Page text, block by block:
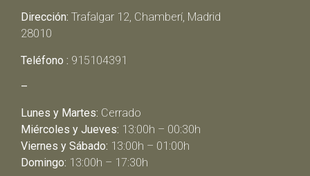
Dirección: Trafalgar 12, Chamberí, Madrid
28010
Teléfono : 915104391
–
Lunes y Martes: Cerrado
Miércoles y Jueves: 13:00h – 00:30h
Viernes y Sábado: 13:00h – 01:00h
Domingo: 13:00h – 17:30h